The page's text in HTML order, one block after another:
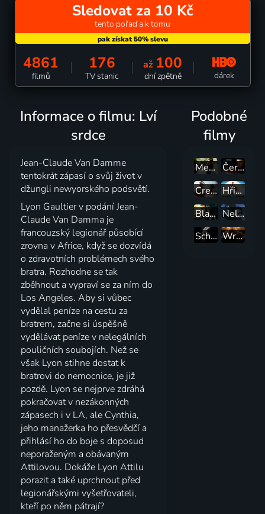
Sledovat za 10 Kč
tento pořad a k tomu
4861
filmů
176
TV stanic
až 100
dní zpětně dárek
Informace o filmu: Lví
srdce
Jean-Claude Van Damme
tentokrát zápasí o svůj život v
džungli newyorského podsvětí.
Lyon Gaultier v podání Jean-
Claude Van Damma je
francouzský legionář působící
zrovna v Africe, když se dozvídá
o zdravotních problémech svého
bratra. Rozhodne se tak
zběhnout a vypraví se za ním do
Los Angeles. Aby si vůbec
vydělal peníze na cestu za
bratrem, začne si úspěšně
vydělávat peníze v nelegálních
pouličních soubojích. Než se
však Lyon stihne dostat k
bratrovi do nemocnice, je již
pozdě. Lyon se nejprve zdráhá
pokračovat v nezákonných
zápasech i v LA, ale Cynthia,
jeho manažerka ho přesvědčí a
přihlásí ho do boje s doposud
neporaženým a obávaným
Attilovou. Dokáže Lyon Attilu
porazit a také uprchnout před
legionářskými vyšetřovateli,
kteří po něm pátrají?
Podobné
filmy
Mercury
Černý déšť
Creed II
Hřiště snů
Blade Runner
Nelítostný souboj
Schindlerov zoznam
Wrestler